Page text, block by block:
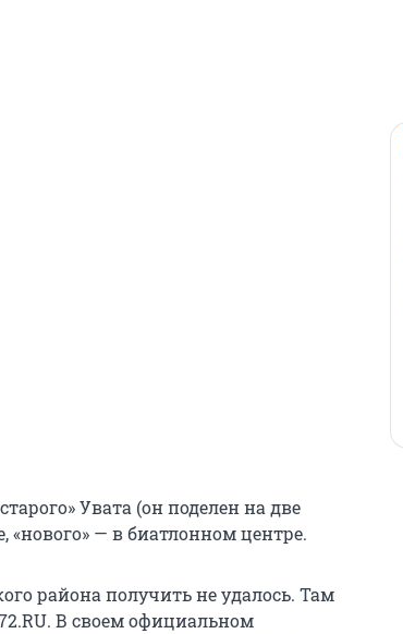
Увата (он поделен на две
«нового» — в биатлонном центре.
района получить не удалось. Там
В своем официальном